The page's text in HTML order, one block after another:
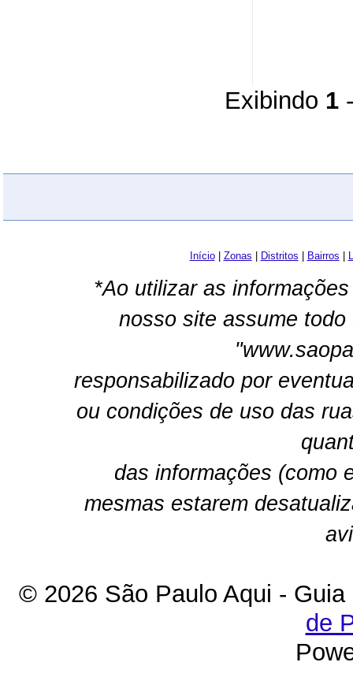
Exibindo 1
Início| Zonas Distritos Bairros
*Ao utilizar as
nosso site assume
responsabilizado por
ou condições de uso das
das informações (como
mesmas estarem
© 2026 São Paulo Aqui -
de